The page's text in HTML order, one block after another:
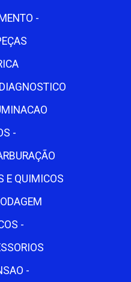
-
-
E QUIMICOS
-
-